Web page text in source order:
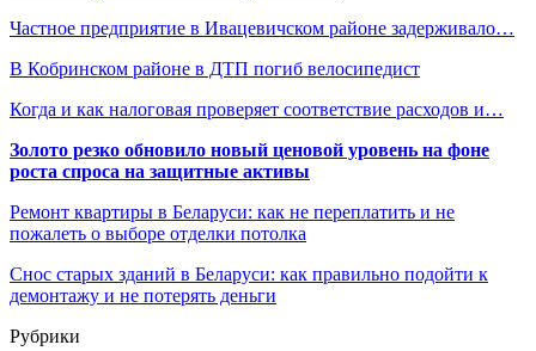
Частное предприятие в Ивацевичском районе задерживало…
В Кобринском районе в ДТП погиб велосипедист
Когда и как налоговая проверяет соответствие расходов и…
Золото резко обновило новый ценовой уровень на фоне
роста спроса на защитные активы
Ремонт квартиры в Беларуси: как не переплатить и не
пожалеть о выборе отделки потолка
Снос старых зданий в Беларуси: как правильно подойти к
демонтажу и не потерять деньги
Рубрики